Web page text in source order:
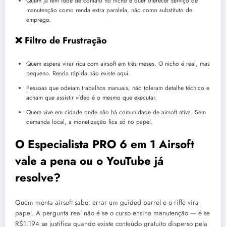
manutenção como renda extra paralela, não como substituto de
emprego.
❌ Filtro de Frustração
Quem espera virar rica com airsoft em três meses. O nicho é real, mas
pequeno. Renda rápida não existe aqui.
Pessoas que odeiam trabalhos manuais, não toleram detalhe técnico e
acham que assistir vídeo é o mesmo que executar.
Quem vive em cidade onde não há comunidade de airsoft ativa. Sem
demanda local, a monetização fica só no papel.
O Especialista PRO 6 em 1 Airsoft
vale a pena ou o YouTube já
resolve?
Quem monta airsoft sabe: errar um guided barrel e o rifle vira
papel. A pergunta real não é se o curso ensina manutenção — é se
R$1.194 se justifica quando existe conteúdo gratuito disperso pela